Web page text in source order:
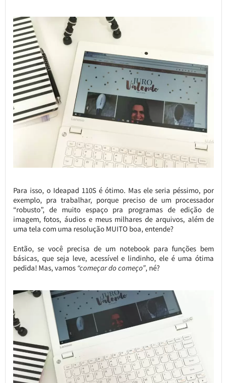
Para isso, o Ideapad 110S é ótimo. Mas ele seria péssimo, por
exemplo, pra trabalhar, porque preciso de um processador
“robusto”, de muito espaço pra programas de edição de
imagem, fotos, áudios e meus milhares de arquivos, além de
uma tela com uma resolução MUITO boa, entende?
Então, se você precisa de um notebook para funções bem
básicas, que seja leve, acessível e lindinho, ele é uma ótima
pedida! Mas, vamos “começar do começo”, né?